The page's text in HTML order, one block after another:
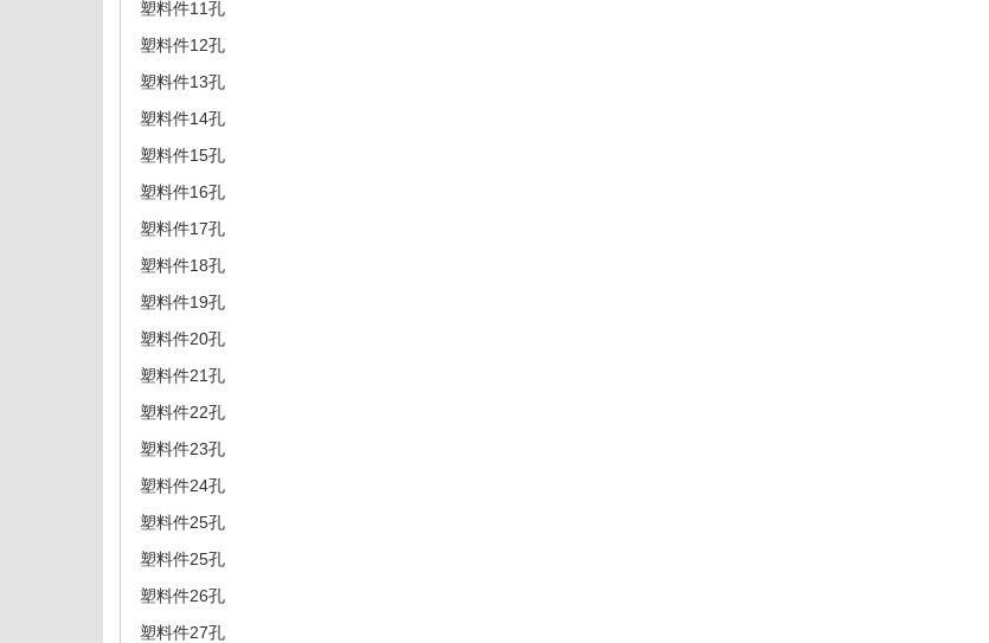
塑料件11孔
塑料件12孔
塑料件13孔
塑料件14孔
塑料件15孔
塑料件16孔
塑料件17孔
塑料件18孔
塑料件19孔
塑料件20孔
塑料件21孔
塑料件22孔
塑料件23孔
塑料件24孔
塑料件25孔
塑料件25孔
塑料件26孔
塑料件27孔